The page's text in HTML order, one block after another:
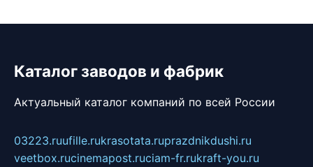
Каталог заводов и фабрик
Актуальный каталог компаний по всей России
03223.ruufille.rukrasotata.ruprazdnikdushi.ru
veetbox.rucinemapost.ruciam-fr.rukraft-you.ru